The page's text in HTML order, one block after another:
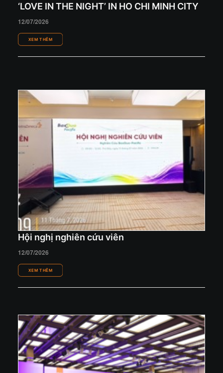
‘LOVE IN THE NIGHT’ IN HO CHI MINH CITY
12/07/2026
Hội nghị nghiên cứu viên
12/07/2026